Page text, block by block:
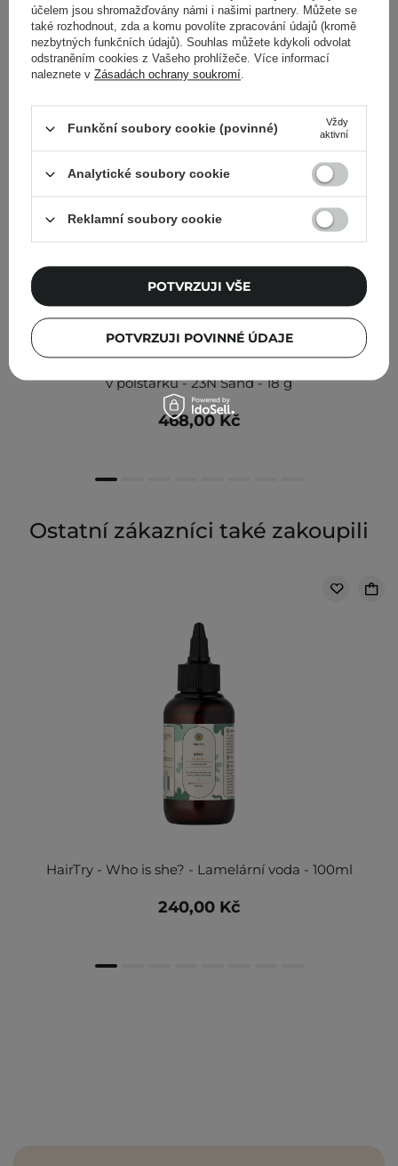
Ostatní zákazníci si prohlédli
TIRTIR - Mask Fit Red Cushion - Dlouhotrvající make-up
v polštářku - 23N Sand - 18 g
468,00 Kč
Ostatní zákazníci také zakoupili
HairTry - Who is she? - Lamelární voda - 100ml
240,00 Kč
účelem jsou shromažďovány námi i našimi partnery. Můžete se
také rozhodnout, zda a komu povolíte zpracování údajů (kromě
nezbytných funkčních údajů). Souhlas můžete kdykoli odvolat
odstraněním cookies z Vašeho prohlížeče. Více informací
naleznete v Zásadách ochrany soukromí.
Funkční soubory cookie (povinné)
Vždy
aktivní
Analytické soubory cookie
Reklamní soubory cookie
POTVRZUJI POVINNÉ ÚDAJE
POTVRZUJI VŠE